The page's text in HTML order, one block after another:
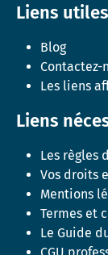
Liens utiles
Blog
Contactez-
Les liens
Liens
Les règles
Vos droits
Mentions
Termes et
Le Guide